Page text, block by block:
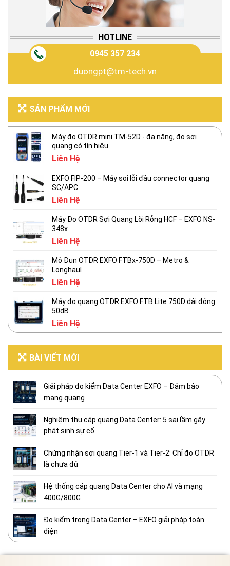
HOTLINE
0945 357 234
duongpt@tm-tech.vn
SẢN PHẨM MỚI
Máy đo OTDR mini TM-52D - đa năng, đo sợi
quang có tín hiệu
Liên Hệ
EXFO FIP-200 – Máy soi lỗi đầu connector quang
SC/APC
Liên Hệ
Máy Đo OTDR Sợi Quang Lõi Rỗng HCF – EXFO NS-
348x
Liên Hệ
Mô Đun OTDR EXFO FTBx-750D – Metro &
Longhaul
Liên Hệ
Máy đo quang OTDR EXFO FTB Lite 750D dải động
50dB
Liên Hệ
BÀI VIẾT MỚI
Giải pháp đo kiểm Data Center EXFO – Đảm bảo
mạng quang
Nghiệm thu cáp quang Data Center: 5 sai lầm gây
phát sinh sự cố
Chứng nhận sợi quang Tier-1 và Tier-2: Chỉ đo OTDR
là chưa đủ
Hệ thống cáp quang Data Center cho AI và mạng
400G/800G
Đo kiểm trong Data Center – EXFO giải pháp toàn
diện